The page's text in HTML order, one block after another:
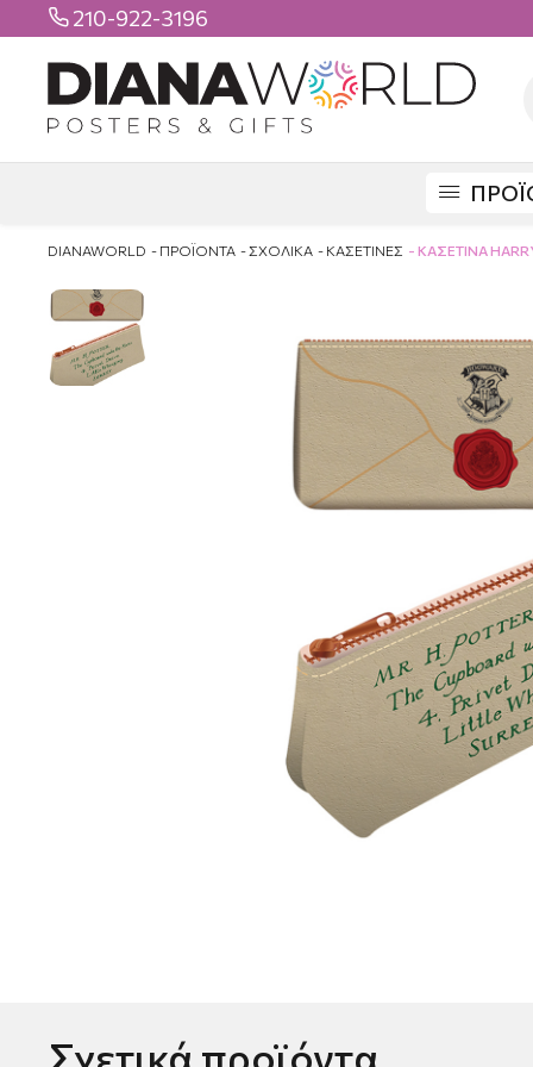
 210-922-3196
DIANAWORLD ΠΡΟΪΟΝΤΑ ΣΧΟΛΙΚΑ ΚΑΣΕΤΙΝΕΣ ΚΑΣΕΤΙΝΑ
Σχετικά προϊόντα